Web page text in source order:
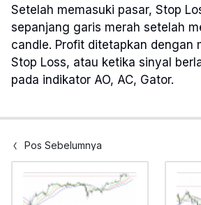
Setelah memasuki pasar, Stop
sepanjang garis merah setelah
candle. Profit ditetapkan dengan
Stop Loss, atau ketika sinyal
pada indikator AO, AC, Gator.
Pos Sebelumnya